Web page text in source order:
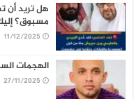
هل تريد
مسبوق؟
11/12/2025
الهجمات
27/11/2025